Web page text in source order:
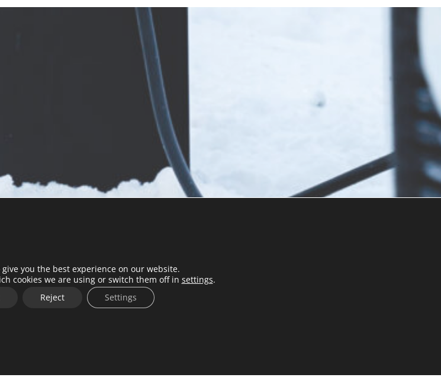
you the best experience on our website.
cookies we are using or switch them off in settings.
Reject Settings